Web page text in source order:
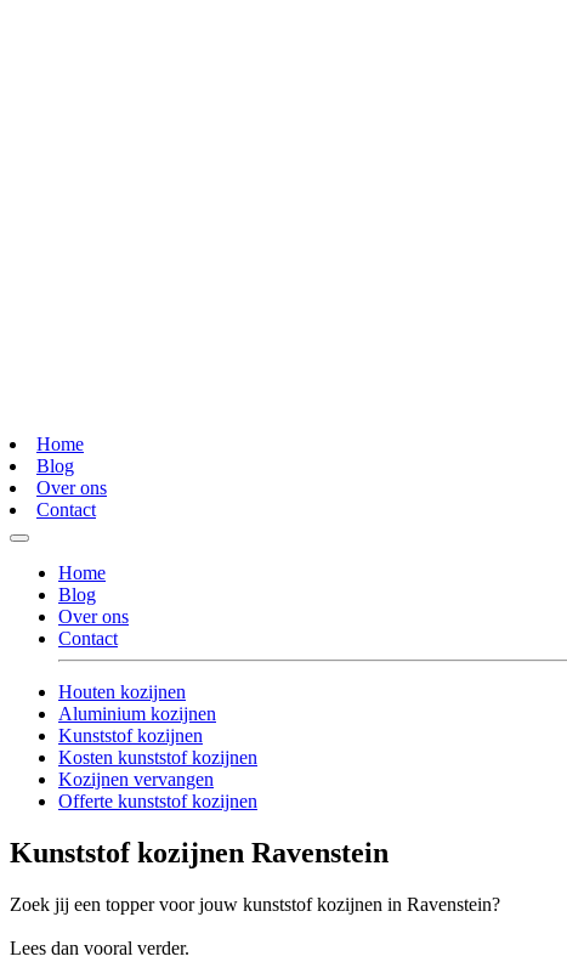
Home
Blog
Over ons
Contact
Home
Blog
Over ons
Contact
Houten kozijnen
Aluminium kozijnen
Kunststof kozijnen
Kosten kunststof kozijnen
Kozijnen vervangen
Offerte kunststof kozijnen
Kunststof kozijnen Ravenstein
Zoek jij een topper voor jouw kunststof kozijnen in Ravenstein?
Lees dan vooral verder.